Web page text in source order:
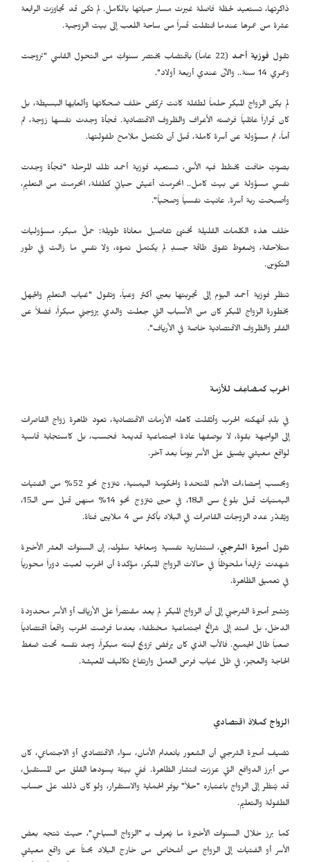
ذاكرتها، تستعيد لحظة فاصلة غيرت مسار حياتها بالكامل. لم تكن قد تجاوزت الرابعة
عشرة من عمرها عندما انتقلت قسراً من ساحة اللعب إلى بيت الزوجية.
تقول فوزية أحمد
(22 عاماً) باقتضاب يختصر سنواتٍ من التحول القاسي "تزوجت
وعمري 14 سنة.. والآن عندي أربعة أولاد".
لم يكن الزواج المبكر حلماً لطفلة كانت تركض خلف ضحكاتها وألعابها البسيطة، بل
كان قراراً عائلياً فرضته الأعراف والظروف الاقتصادية. فجأة وجدت نفسها زوجة، ثم
أماً، ثم مسؤولة عن أسرة كاملة، قبل أن تكتمل ملامح طفولتها.
بصوتٍ خافت يختلط فيه الأسى، تستعيد فوزية أحمد تلك المرحلة "فجأة وجدت
نفسي مسؤولة عن بيت كامل.. انحرمت أعيش حياتي كطفلة، انحرمت من التعليم،
وأصبحت ربة أسرة. عانيت نفسياً وصحياً".
خلف هذه الكلمات القليلة تختبئ تفاصيل معاناة طويلة: حملٌ مبكر، مسؤوليات
متلاحقة، وضغوط تفوق طاقة جسدٍ لم يكتمل نموّه، ولا نفسٍ ما زالت في طور
التكوين.
تنظر فوزية أحمد اليوم إلى تجربتها بعينٍ أكثر وعياً، وتقول "غياب التعليم والجهل
بخطورة الزواج المبكر كان من الأسباب التي جعلت والدي يزوجني مبكراً، فضلاً عن
الفقر والظروف الاقتصادية خاصة في الأرياف".
الحرب كمضاعِف للأزمة
في بلدٍ أنهكته الحرب وأثقلت كاهله الأزمات الاقتصادية، تعود ظاهرة زواج القاصرات
إلى الواجهة بقوة، لا بوصفها عادة اجتماعية قديمة فحسب، بل كاستجابة قاسية
لواقع معيشي يضيق على الأسر يوماً بعد آخر.
وبحسب إحصاءات الأمم المتحدة والحكومة اليمنية، تتزوج نحو 52% من الفتيات
اليمنيات قبل بلوغ سن الـ18، في حين تتزوج نحو 14% منهن قبل سن الـ15،
ويُقدَّر عدد الزوجات القاصرات في البلاد بأكثر من 4 ملايين فتاة.
تقول أميرة الشرجبي، استشارية نفسية ومعالجة سلوك، إن السنوات العشر الأخيرة
شهدت تزايداً ملحوظاً في حالات الزواج المبكر، مؤكدة أن الحرب لعبت دوراً محورياً
في تعميق الظاهرة.
وتشير أميرة الشرجبي إلى أن الزواج المبكر لم يعد مقتصراً على الأرياف أو الأسر محدودة
الدخل، بل امتد إلى شرائح اجتماعية مختلفة، بعدما فرضت الحرب واقعاً اقتصادياً
صعباً طال الجميع. فالأب الذي كان يرفض تزويج ابنته مبكراً، وجد نفسه تحت ضغط
الحاجة والعجز، في ظل غياب فرص العمل وارتفاع تكاليف المعيشة.
الزواج كملاذ اقتصادي
تضيف أميرة الشرجبي أن الشعور بانعدام الأمان، سواء الاقتصادي أو الاجتماعي، كان
من أبرز الدوافع التي عززت انتشار الظاهرة. ففي بيئة يسودها القلق من المستقبل،
قد يُنظر إلى الزواج باعتباره "حلاً" يوفر الحماية والاستقرار، ولو كان ذلك على حساب
الطفولة والتعليم.
كما برز خلال السنوات الأخيرة ما يُعرف بـ "الزواج السياحي"، حيث تتجه بعض
الأسر أو الفتيات إلى الزواج من أشخاص من خارج البلاد بحثاً عن واقع معيشي